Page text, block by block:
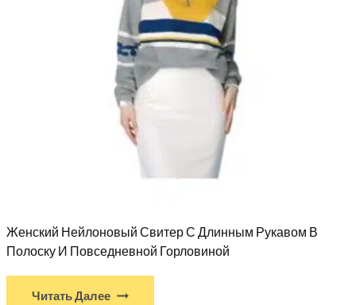
Женский Нейлоновый Свитер С Длинным Рукавом В
Полоску И Повседневной Горловиной
Читать Далее